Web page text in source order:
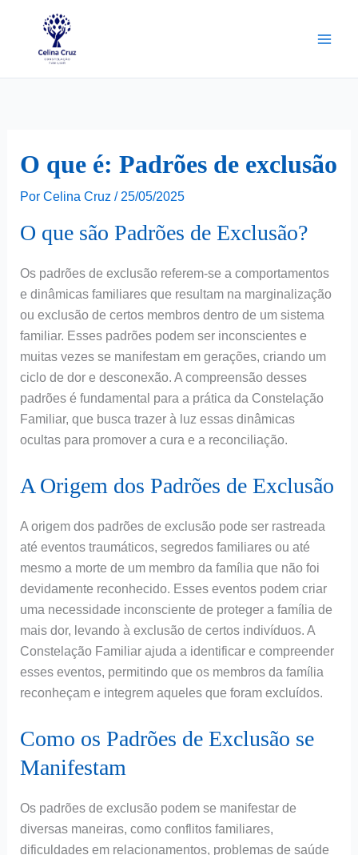
O que é: Padrões de exclusão
Por Celina Cruz / 25/05/2025
O que são Padrões de Exclusão?
Os padrões de exclusão referem-se a comportamentos
e dinâmicas familiares que resultam na marginalização
ou exclusão de certos membros dentro de um sistema
familiar. Esses padrões podem ser inconscientes e
muitas vezes se manifestam em gerações, criando um
ciclo de dor e desconexão. A compreensão desses
padrões é fundamental para a prática da Constelação
Familiar, que busca trazer à luz essas dinâmicas
ocultas para promover a cura e a reconciliação.
A Origem dos Padrões de Exclusão
A origem dos padrões de exclusão pode ser rastreada
até eventos traumáticos, segredos familiares ou até
mesmo a morte de um membro da família que não foi
devidamente reconhecido. Esses eventos podem criar
uma necessidade inconsciente de proteger a família de
mais dor, levando à exclusão de certos indivíduos. A
Constelação Familiar ajuda a identificar e compreender
esses eventos, permitindo que os membros da família
reconheçam e integrem aqueles que foram excluídos.
Como os Padrões de Exclusão se
Manifestam
Os padrões de exclusão podem se manifestar de
diversas maneiras, como conflitos familiares,
dificuldades em relacionamentos, problemas de saúde